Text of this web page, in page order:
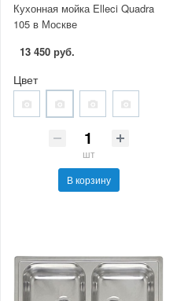
Кухонная мойка Elleci Quadra
105 в Москве
13 450 руб.
Цвет
шт
В корзину